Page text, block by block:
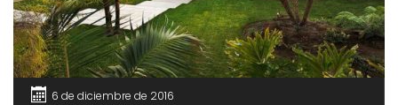
6 de diciembre de 2016